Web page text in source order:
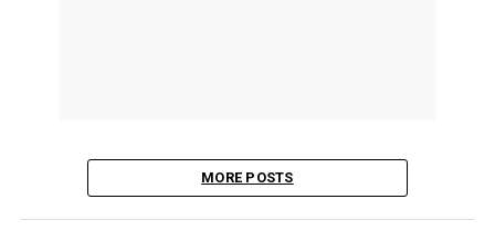
MORE POSTS